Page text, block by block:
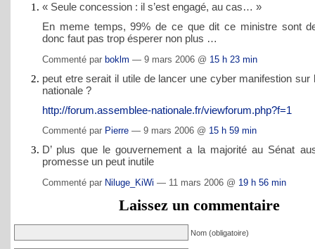
« Seule concession : il s’est engagé, au cas… »
En meme temps, 99% de ce que dit ce ministre sont
donc faut pas trop ésperer non plus …
Commenté par boklm — 9 mars 2006 @ 15 h 23 min
peut etre serait il utile de lancer une cyber manifestion sur
nationale ?
http://forum.assemblee-nationale.fr/viewforum.php?f=1
Commenté par Pierre — 9 mars 2006 @ 15 h 59 min
D’ plus que le gouvernement a la majorité au Sénat
promesse un peut inutile
Commenté par Niluge_KiWi — 11 mars 2006 @ 19 h 56 min
Laissez un commentaire
Nom (obligatoire)